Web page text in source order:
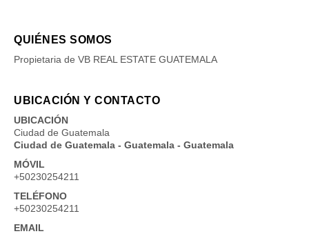
QUIÉNES SOMOS
Propietaria de VB REAL ESTATE GUATEMALA
UBICACIÓN Y CONTACTO
UBICACIÓN
Ciudad de Guatemala
Ciudad de Guatemala - Guatemala - Guatemala
MÓVIL
+50230254211
TELÉFONO
+50230254211